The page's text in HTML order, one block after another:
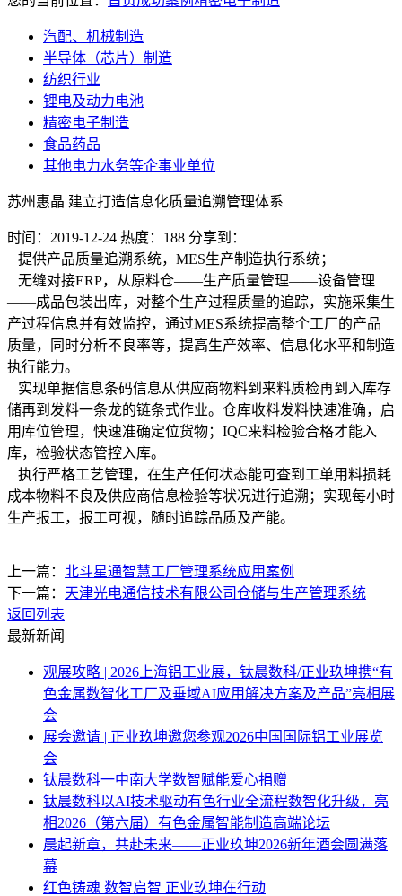
汽配、机械制造
半导体（芯片）制造
纺织行业
锂电及动力电池
精密电子制造
食品药品
其他电力水务等企事业单位
苏州惠晶 建立打造信息化质量追溯管理体系
时间：2019-12-24 热度：188 分享到：
提供产品质量追溯系统，MES生产制造执行系统；
无缝对接ERP，从原料仓——生产质量管理——设备管理
——成品包装出库，对整个生产过程质量的追踪，实施采集生
产过程信息并有效监控，通过MES系统提高整个工厂的产品
质量，同时分析不良率等，提高生产效率、信息化水平和制造
执行能力。
实现单据信息条码信息从供应商物料到来料质检再到入库存
储再到发料一条龙的链条式作业。仓库收料发料快速准确，启
用库位管理，快速准确定位货物；IQC来料检验合格才能入
库，检验状态管控入库。
执行严格工艺管理，在生产任何状态能可查到工单用料损耗
成本物料不良及供应商信息检验等状况进行追溯；实现每小时
生产报工，报工可视，随时追踪品质及产能。
上一篇： 北斗星通智慧工厂管理系统应用案例
下一篇： 天津光电通信技术有限公司仓储与生产管理系统
返回列表
最新新闻
观展攻略 | 2026上海铝工业展，钛晨数科/正业玖坤携“有
色金属数智化工厂及垂域AI应用解决方案及产品”亮相展
会
展会邀请 | 正业玖坤邀您参观2026中国国际铝工业展览
会
钛晨数科一中南大学数智赋能爱心捐赠
钛晨数科以AI技术驱动有色行业全流程数智化升级，亮
相2026（第六届）有色金属智能制造高端论坛
晨起新章，共赴未来——正业玖坤2026新年酒会圆满落
幕
红色铸魂 数智启智 正业玖坤在行动